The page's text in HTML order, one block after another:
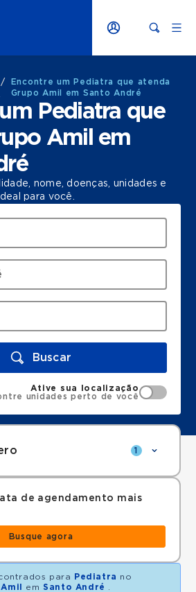
/
Encontre um Pediatra que atenda
Grupo Amil em Santo André
Pediatra que
Amil em
nome, doenças, unidades e
para você.
Buscar
Ative sua localização
unidades perto de você
1
de agendamento mais
Busque agora
para Pediatra no
em Santo André